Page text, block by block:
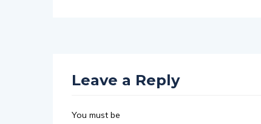
Leave a Reply
You must be